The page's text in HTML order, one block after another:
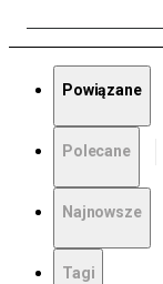
Powiązane
Polecane
Najnowsze
Tagi